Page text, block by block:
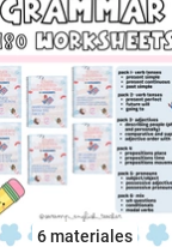
6 materiales